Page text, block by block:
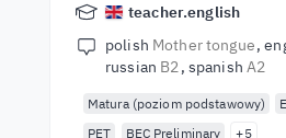
teacher.english
polish Mother tongue
russian B2 spanish A2
Matura (poziom podstawowy)
PET
BEC Preliminary +5